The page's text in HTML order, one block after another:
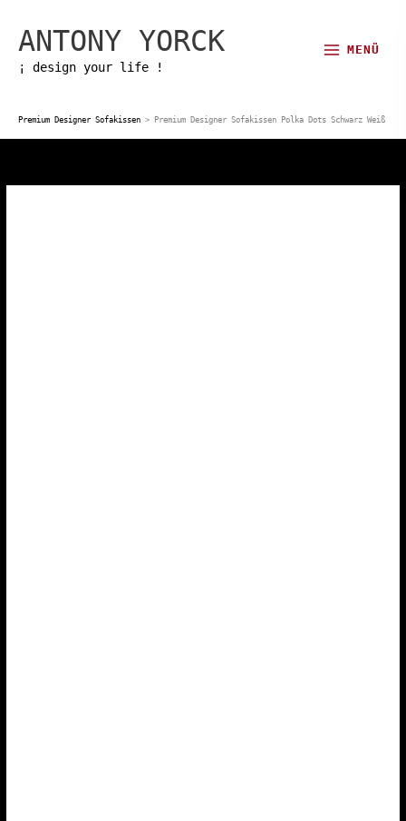
InhaltANTONY YORCK
¡ design your life !
MENÜ
Premium Designer Sofakissen > Premium Designer Sofakissen Polka Dots Schwarz Weiß